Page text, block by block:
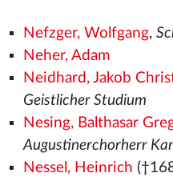
Nefzger, Wolfgang,
Neher, Adam
Neidhard, Jakob
Geistlicher Studium
Nesing, Balthasar
Augustinerchorherr
Nessel, Heinrich